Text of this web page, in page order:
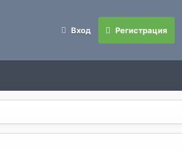
Вход Регистрация